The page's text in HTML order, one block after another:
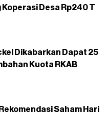
Koperasi Desa Rp240 T
Dikabarkan Dapat 25
Kuota RKAB
Saham Hari